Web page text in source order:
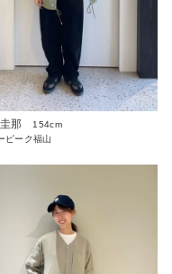
那
154cm
ピーク福山